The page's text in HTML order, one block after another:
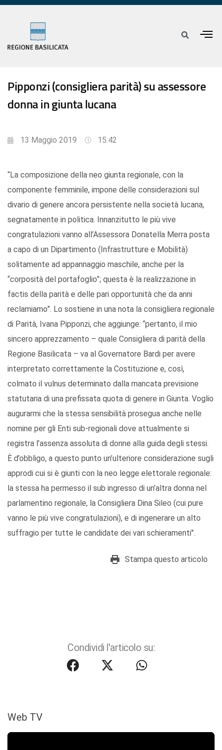
Pipponzi (consigliera parità) su assessore
donna in giunta lucana
13 Maggio 2019 15:42
“La composizione della neo giunta regionale, con la
componente femminile, impone delle considerazioni sul
divario di genere ancora persistente nella società lucana,
segnatamente in politica. Innanzitutto le più vive
congratulazioni vanno all’Assessora Donatella Merra posta
a capo di un Dipartimento (Infrastrutture e Mobilità)
solitamente ad appannaggio maschile, anche per la
“corposità del portafoglio”; questa è la realizzazione in
factis della parità e delle pari opportunità che da anni
reclamiamo”. Lo sostiene in una nota la consigliera regionale
di Parità, Ivana Pipponzi, che aggiunge: “pertanto, il mio
sincero apprezzamento – quale Consigliera di parità della
Regione Basilicata – va al Governatore Bardi per avere
interpretato correttamente la Costituzione e, così,
colmato il vulnus determinato dalla mancata previsione
statutaria di una prefissata quota di genere in Giunta. Voglio
augurarmi che la stessa sensibilità prosegua anche nelle
nomine per gli Enti sub-regionali dove attualmente si
registra l’assenza assoluta di donne alla guida degli stessi.
È d’obbligo, a questo punto un’ulteriore considerazione sugli
approdi cui si è giunti con la neo legge elettorale regionale:
la stessa ha permesso il sub ingresso di un’altra donna nel
parlamentino regionale, la Consigliera Dina Sileo (cui pure
vanno le più vive congratulazioni), e di ingenerare un alto
suffragio per tutte le candidate dei vari schieramenti".
Stampa questo articolo
Condividi l'articolo su:
Web TV